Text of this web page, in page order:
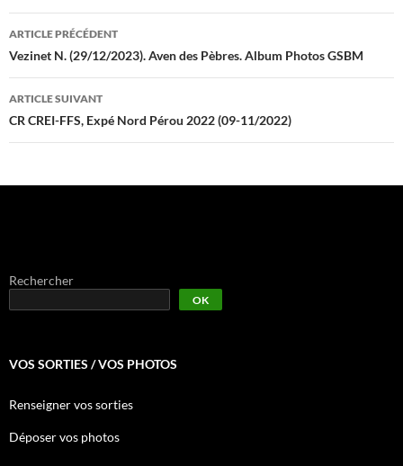
Navigation
des
articles
ARTICLE PRÉCÉDENT
Vezinet N. (29/12/2023). Aven des Pèbres. Album Photos GSBM
ARTICLE SUIVANT
CR CREI-FFS, Expé Nord Pérou 2022 (09-11/2022)
Rechercher
OK
VOS SORTIES / VOS PHOTOS
Renseigner vos sorties
Déposer vos photos